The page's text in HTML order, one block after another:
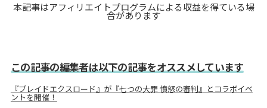
本記事はアフィリエイトプログラムによる収益を得ている場
合があります
この記事の編集者は以下の記事をオススメしています
『ブレイドエクスロード』が『七つの大罪 憤怒の審判』とコラボイベ
ントを開催！